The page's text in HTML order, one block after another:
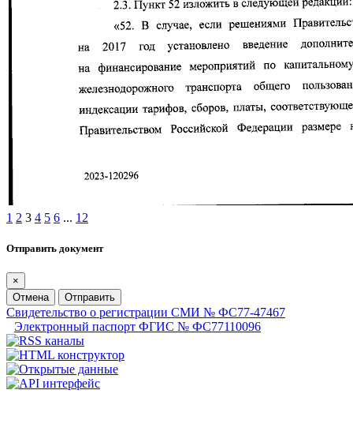
1 2 3 4 5 6 ... 12
Отправить документ
×
Отмена
Отправить
Свидетельство о регистрации СМИ № ФС77-47467
Электронный паспорт ФГИС № ФС77110096